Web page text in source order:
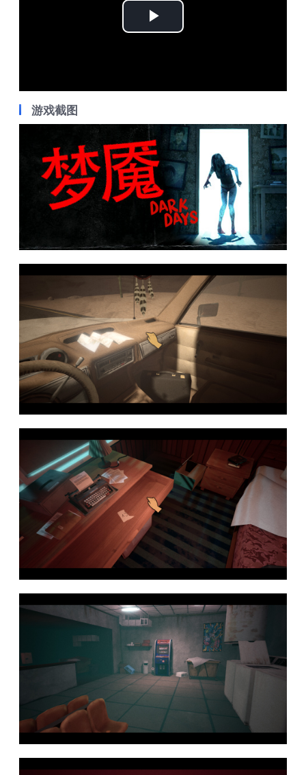
Play
游戏截图